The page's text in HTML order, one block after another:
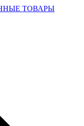
ТОВАРЫ